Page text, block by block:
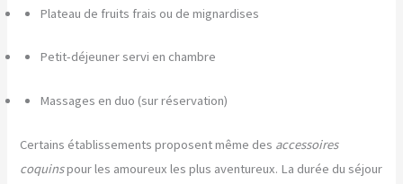
Plateau de fruits frais ou de mignardises
Petit-déjeuner servi en chambre
Massages en duo (sur réservation)
Certains établissements proposent même des accessoires
coquinspour les amoureux les plus aventureux. La durée du séjour